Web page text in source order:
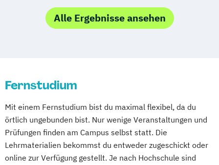
Alle Ergebnisse ansehen
Fernstudium
Mit einem Fernstudium bist du maximal flexibel, da du
örtlich ungebunden bist. Nur wenige Veranstaltungen und
Prüfungen finden am Campus selbst statt. Die
Lehrmaterialien bekommst du entweder zugeschickt oder
online zur Verfügung gestellt. Je nach Hochschule sind